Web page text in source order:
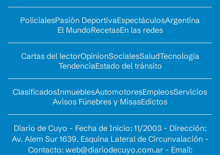
PolicialesPasión DeportivaEspectáculosArgentina
El MundoRecetasEn las redes
Cartas del lectorOpinionSocialesSaludTecnología
TendenciaEstado del tránsito
ClasificadosInmueblesAutomotoresEmpleosServicios
Avisos Fúnebres y MisasEdictos
Diario de Cuyo - Fecha de Inicio: 11/2003 - Dirección:
Av. Alem Sur 1639. Esquina Lateral de Circunvalación -
Contacto: web@diariodecuyo.com.ar- Email: